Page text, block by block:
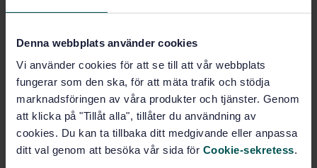
Denna webbplats använder cookies
Vi använder cookies för att se till att vår webbplats
fungerar som den ska, för att mäta trafik och stödja
marknadsföringen av våra produkter och tjänster. Genom
att klicka på "Tillåt alla", tillåter du användning av
cookies. Du kan ta tillbaka ditt medgivande eller anpassa
ditt val genom att besöka vår sida för Cookie-sekretess.
Lägg i varukorgen
Fler alternativ
Produktinformation